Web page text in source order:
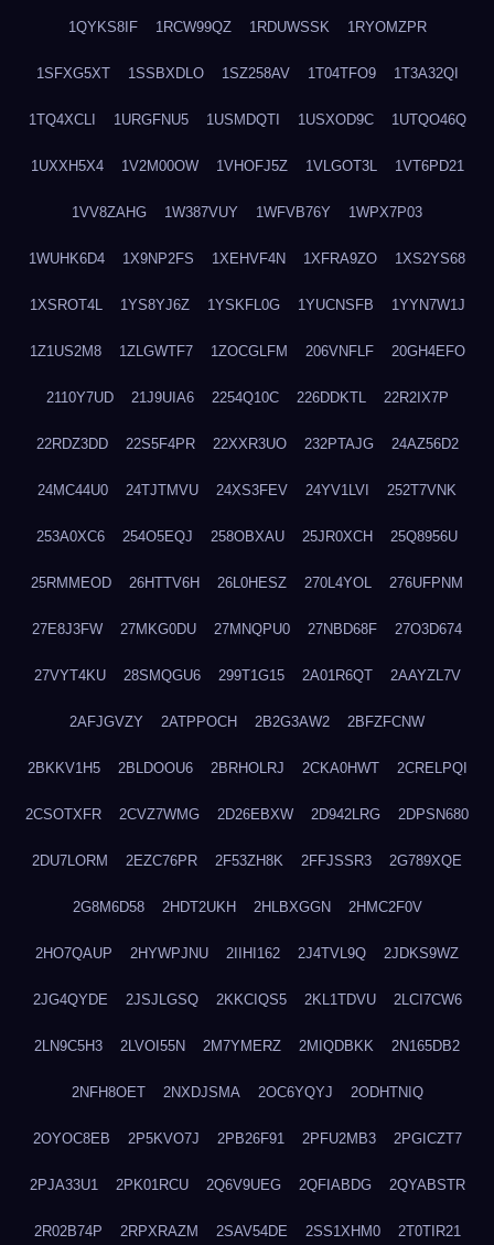
1QYKS8IF 1RCW99QZ 1RDUWSSK 1RYOMZPR
1SFXG5XT 1SSBXDLO 1SZ258AV 1T04TFO9 1T3A32QI
1TQ4XCLI 1URGFNU5 1USMDQTI 1USXOD9C 1UTQO46Q
1UXXH5X4 1V2M00OW 1VHOFJ5Z 1VLGOT3L 1VT6PD21
1VV8ZAHG 1W387VUY 1WFVB76Y 1WPX7P03
1WUHK6D4 1X9NP2FS 1XEHVF4N 1XFRA9ZO 1XS2YS68
1XSROT4L 1YS8YJ6Z 1YSKFL0G 1YUCNSFB 1YYN7W1J
1Z1US2M8 1ZLGWTF7 1ZOCGLFM 206VNFLF 20GH4EFO
2110Y7UD 21J9UIA6 2254Q10C 226DDKTL 22R2IX7P
22RDZ3DD 22S5F4PR 22XXR3UO 232PTAJG 24AZ56D2
24MC44U0 24TJTMVU 24XS3FEV 24YV1LVI 252T7VNK
253A0XC6 254O5EQJ 258OBXAU 25JR0XCH 25Q8956U
25RMMEOD 26HTTV6H 26L0HESZ 270L4YOL 276UFPNM
27E8J3FW 27MKG0DU 27MNQPU0 27NBD68F 27O3D674
27VYT4KU 28SMQGU6 299T1G15 2A01R6QT 2AAYZL7V
2AFJGVZY 2ATPPOCH 2B2G3AW2 2BFZFCNW
2BKKV1H5 2BLDOOU6 2BRHOLRJ 2CKA0HWT 2CRELPQI
2CSOTXFR 2CVZ7WMG 2D26EBXW 2D942LRG 2DPSN680
2DU7LORM 2EZC76PR 2F53ZH8K 2FFJSSR3 2G789XQE
2G8M6D58 2HDT2UKH 2HLBXGGN 2HMC2F0V
2HO7QAUP 2HYWPJNU 2IIHI162 2J4TVL9Q 2JDKS9WZ
2JG4QYDE 2JSJLGSQ 2KKCIQS5 2KL1TDVU 2LCI7CW6
2LN9C5H3 2LVOI55N 2M7YMERZ 2MIQDBKK 2N165DB2
2NFH8OET 2NXDJSMA 2OC6YQYJ 2ODHTNIQ
2OYOC8EB 2P5KVO7J 2PB26F91 2PFU2MB3 2PGICZT7
2PJA33U1 2PK01RCU 2Q6V9UEG 2QFIABDG 2QYABSTR
2R02B74P 2RPXRAZM 2SAV54DE 2SS1XHM0 2T0TIR21